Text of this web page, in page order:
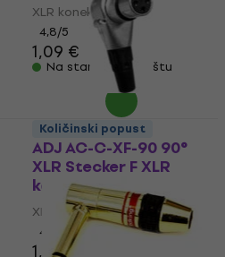
XLR konektor
4,8/5
1,09 €
Na stanju u skladištu
ADJ AC-C-XF-90 90°
XLR Stecker F XLR
konektor
XLR konektor
4,8 /5
1,49 €
Količinski popust